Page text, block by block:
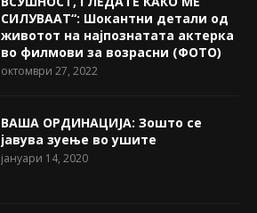
СИЛУВААТ“: Шокантни детали од
животот на најпознатата актерка
во филмови за возрасни (ФОТО)
октомври 27, 2022
ВАША ОРДИНАЦИЈА: Зошто се
јавува зуење во ушите
јануари 14, 2020